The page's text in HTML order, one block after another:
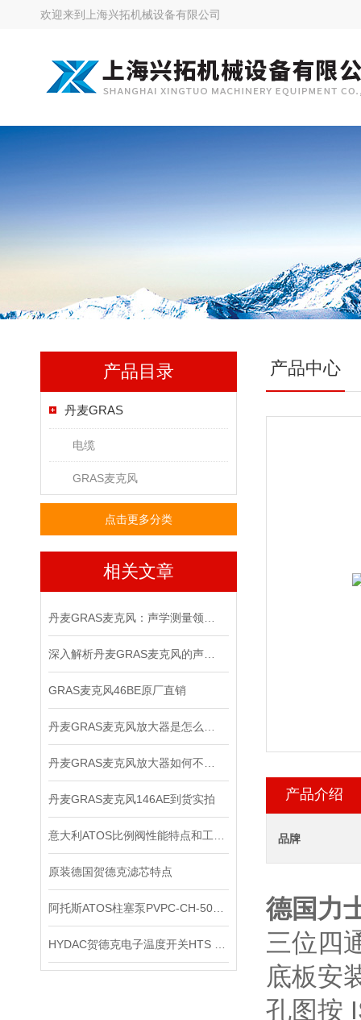
欢迎来到 上海兴拓机械设备有限公司
产品目录
丹麦GRAS
电缆
GRAS麦克风
点击更多分类
相关文章
GRAS麦克风46BE原厂直销
丹麦GRAS麦克风146AE到货实拍
原装德国贺德克滤芯特点
产品中心
产品介绍
品牌
德国力
三位四
底板安
孔图按